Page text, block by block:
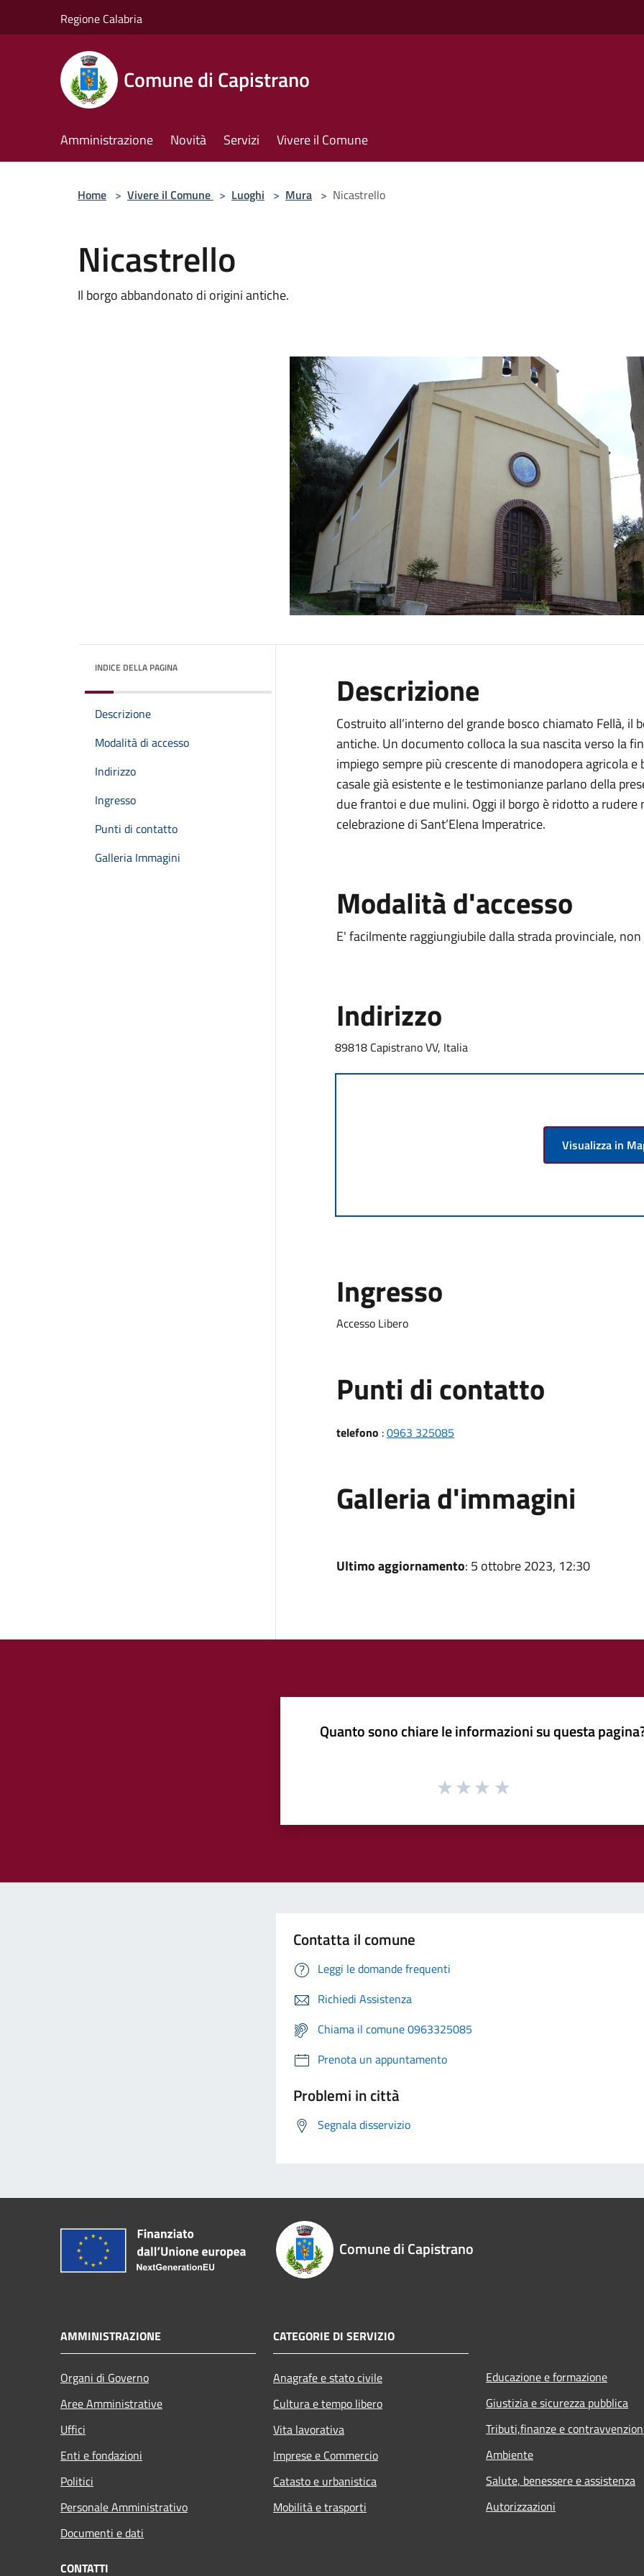
Regione Calabria
Comune di Capistrano
Amministrazione Novità Servizi Vivere il Comune
Home > Vivere il Comune > Luoghi > Mura > Nicastrello
Nicastrello
Il borgo abbandonato di origini antiche.
INDICE DELLA PAGINA
Descrizione
Modalità di accesso
Indirizzo
Ingresso
Punti di contatto
Galleria Immagini
Descrizione
Costruito all’interno del grande bosco chiamato Fellà,
antiche. Un documento colloca la sua nascita verso la
impiego sempre più crescente di manodopera agricola
casale già esistente e le testimonianze parlano della
due frantoi e due mulini. Oggi il borgo è ridotto a rudere
celebrazione di Sant’Elena Imperatrice.
Modalità d'accesso
E' facilmente raggiungiubile dalla strada provinciale,
Indirizzo
89818 Capistrano VV, Italia
Visualizza in
Ingresso
Accesso Libero
Punti di contatto
telefono :0963 325085
Galleria d'immagini
Ultimo aggiornamento: 5 ottobre 2023, 12:30
Quanto sono chiare le informazioni su questa
Contatta il comune
Leggi le domande frequenti
Richiedi Assistenza
Chiama il comune 0963325085
Prenota un appuntamento
Problemi in città
Segnala disservizio
Comune di Capistrano
AMMINISTRAZIONE
Organi di Governo
Aree Amministrative
Uffici
Enti e fondazioni
Politici
Personale Amministrativo
Documenti e dati
CATEGORIE DI SERVIZIO
Anagrafe e stato civile
Cultura e tempo libero
Vita lavorativa
Imprese e Commercio
Catasto e urbanistica
Mobilità e trasporti
Educazione e formazione
Giustizia e sicurezza pubblica
Tributi,finanze e
Ambiente
Salute, benessere e assistenza
Autorizzazioni
CONTATTI